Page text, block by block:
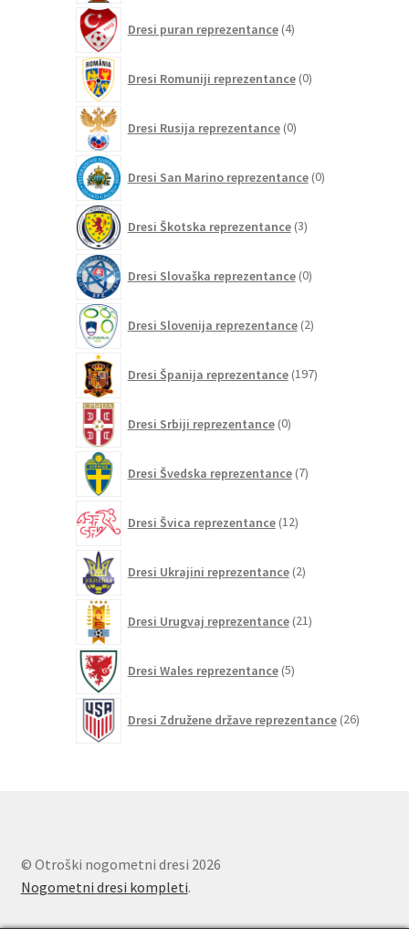
Dresi puran reprezentance 4izdelki
Dresi Romuniji reprezentance 0izdelkov
Dresi Rusija reprezentance 0izdelkov
Dresi San Marino reprezentance 0izdelkov
Dresi Škotska reprezentance 3izdelki
Dresi Slovaška reprezentance 0izdelkov
Dresi Slovenija reprezentance 2izdelka
Dresi Španija reprezentance 197izdelkov
Dresi Srbiji reprezentance 0izdelkov
Dresi Švedska reprezentance 7izdelkov
Dresi Švica reprezentance 12izdelkov
Dresi Ukrajini reprezentance 2izdelka
Dresi Urugvaj reprezentance 21izdelkov
Dresi Wales reprezentance 5izdelkov
Dresi Združene države reprezentance 26izdelkov
© Otroški nogometni dresi 2026
Nogometni dresi kompleti.